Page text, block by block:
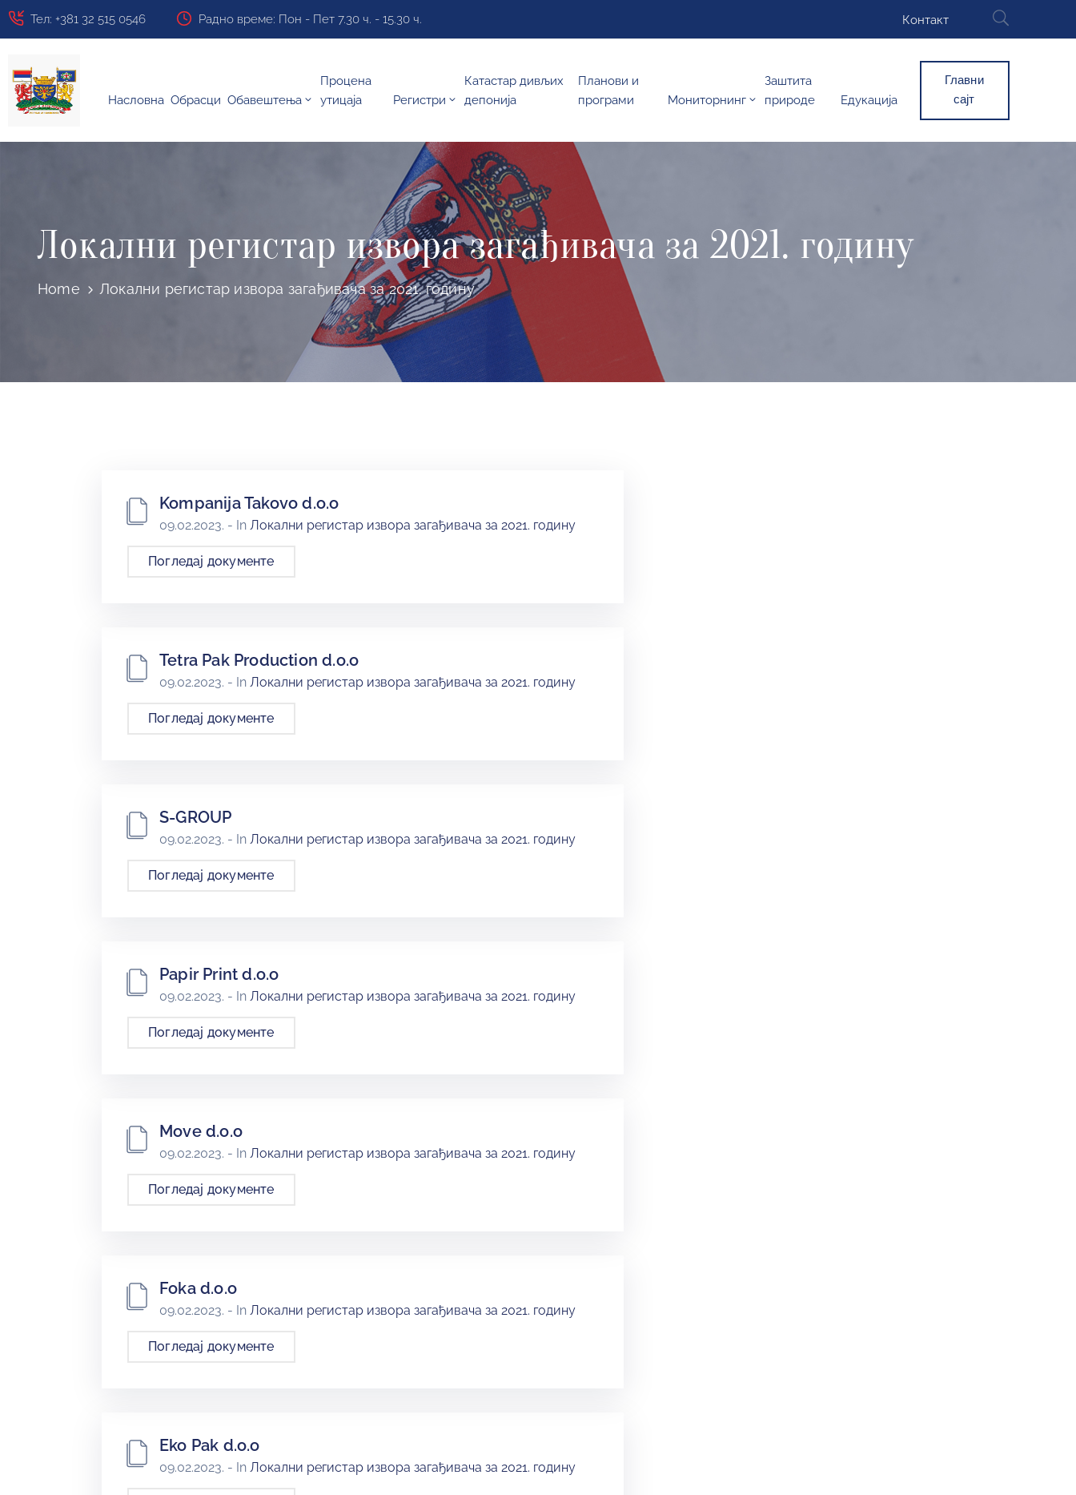
Тел: +381 32 515 0546 Радно време: Пон - Пет 7.30 ч. - 15.30 ч. Контакт
Насловна Обрасци Обавештења
Процена
утицаја
Регистри
Катастар дивљих
депонија
Планови и
програми
Мониторнинг
Заштита
природе
Едукација
Главни
сајт
Локални регистар извора загађивача за 2021. годину
Home Локални регистар извора загађивача за 2021. годину
Kompanija Takovo d.o.o
09.02.2023. - In Локални регистар извора загађивача за 2021. годину
Погледај документе
Tetra Pak Production d.o.o
09.02.2023. - In Локални регистар извора загађивача за 2021. годину
Погледај документе
S-GROUP
09.02.2023. - In Локални регистар извора загађивача за 2021. годину
Погледај документе
Papir Print d.o.o
09.02.2023. - In Локални регистар извора загађивача за 2021. годину
Погледај документе
Move d.o.o
09.02.2023. - In Локални регистар извора загађивача за 2021. годину
Погледај документе
Foka d.o.o
09.02.2023. - In Локални регистар извора загађивача за 2021. годину
Погледај документе
Eko Pak d.o.o
09.02.2023. - In Локални регистар извора загађивача за 2021. годину